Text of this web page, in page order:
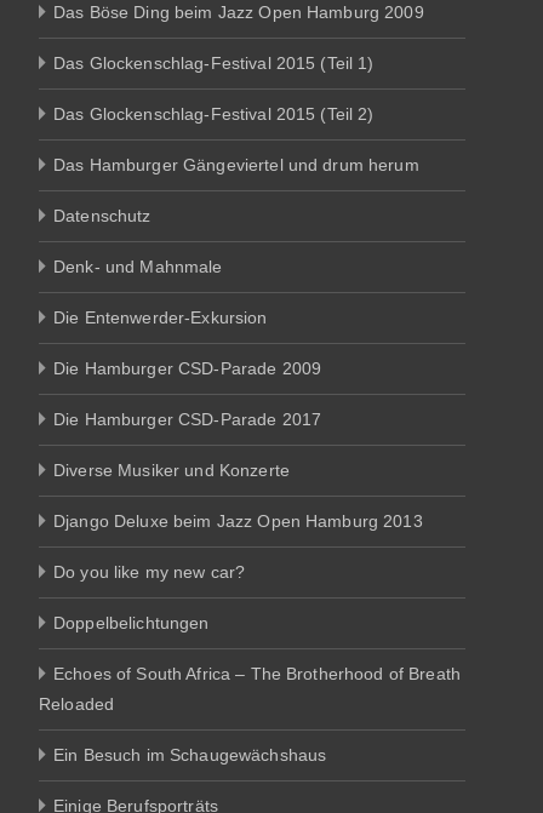
Das Böse Ding beim Jazz Open Hamburg 2009
Das Glockenschlag-Festival 2015 (Teil 1)
Das Glockenschlag-Festival 2015 (Teil 2)
Das Hamburger Gängeviertel und drum herum
Datenschutz
Denk- und Mahnmale
Die Entenwerder-Exkursion
Die Hamburger CSD-Parade 2009
Die Hamburger CSD-Parade 2017
Diverse Musiker und Konzerte
Django Deluxe beim Jazz Open Hamburg 2013
Do you like my new car?
Doppelbelichtungen
Echoes of South Africa – The Brotherhood of Breath
Reloaded
Ein Besuch im Schaugewächshaus
Einige Berufsporträts